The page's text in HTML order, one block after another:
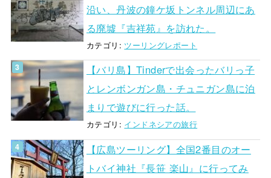
沿い、丹波の鐘ケ坂トンネル周辺にあ
る廃墟『吉祥苑』を訪れた。
カテゴリ: ツーリングレポート
【バリ島】Tinderで出会ったバリっ子
とレンボンガン島・チュニガン島に泊
まりで遊びに行った話。
カテゴリ: インドネシアの旅行
【広島ツーリング】全国2番目のオー
トバイ神社『長笹 楽山』に行ってみ